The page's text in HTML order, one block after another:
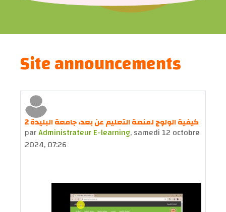
Site announcements
كيفية الولوج لمنصة التعليم عن بعد، جامعة البليدة 2
parAdministrateur E-learning,samedi 12 octobre
2024, 07:26